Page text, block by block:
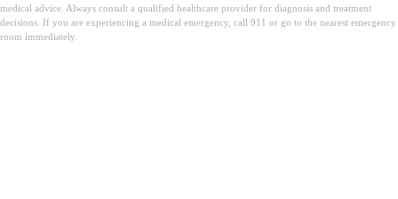
medical advice. Always consult a qualified healthcare provider for diagnosis and treatment
decisions. If you are experiencing a medical emergency, call 911 or go to the nearest emergency
room immediately.